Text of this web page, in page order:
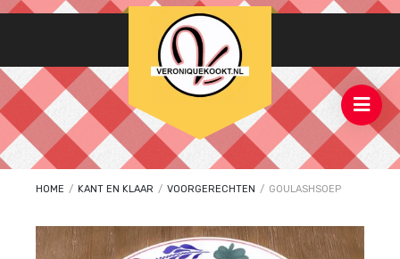
HOME / KANT EN KLAAR / VOORGERECHTEN / GOULASHSOEP